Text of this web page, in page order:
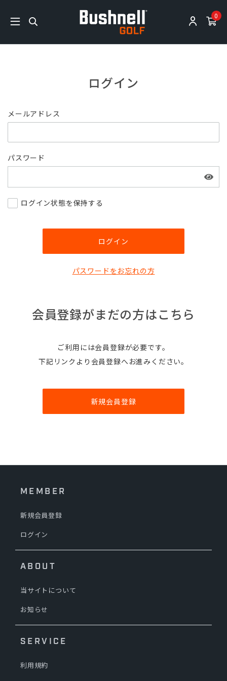
0
ログイン
メールアドレス
パスワード
ログイン状態を保持する
パスワードをお忘れの方
会員登録がまだの方はこちら
ご利用には会員登録が必要です。
下記リンクより会員登録へお進みください。
新規会員登録
MEMBER
新規会員登録
ログイン
ABOUT
当サイトについて
お知らせ
SERVICE
利用規約